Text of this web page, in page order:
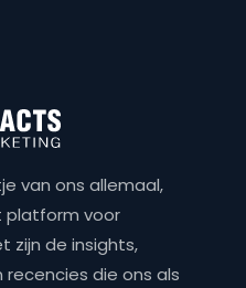
van ons allemaal,
platform voor
zijn de insights,
die ons als